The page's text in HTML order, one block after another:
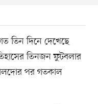
তিন দিনে দেখেছে
তিনজন ফুটবলার
পর গতকাল